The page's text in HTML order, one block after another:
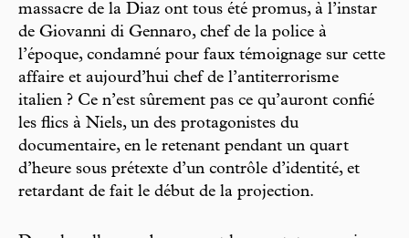
massacre de la Diaz ont tous été promus, à l’instar
de Giovanni di Gennaro, chef de la police à
l’époque, condamné pour faux témoignage sur cette
affaire et aujourd’hui chef de l’antiterrorisme
italien ? Ce n’est sûrement pas ce qu’auront confié
les flics à Niels, un des protagonistes du
documentaire, en le retenant pendant un quart
d’heure sous prétexte d’un contrôle d’identité, et
retardant de fait le début de la projection.